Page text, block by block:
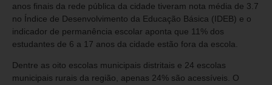
anos finais da rede pública da cidade tiveram nota média de 3.7
no Índice de Desenvolvimento da Educação Básica (IDEB) e o
indicador de permanência escolar aponta que 11% dos
estudantes de 6 a 17 anos da cidade estão fora da escola.
Dentre as oito escolas municipais distritais e 24 escolas
municipais rurais da região, apenas 24% são acessíveis. O